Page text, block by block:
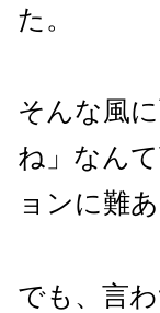
た。
そんな風
ね」なん
ョンに難
でも、言